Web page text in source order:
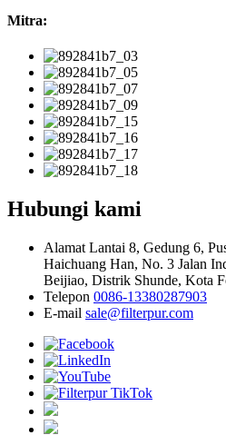
Mitra:
Hubungi kami
Alamat Lantai 8, Gedung 6,
Haichuang Han, No. 3 Jalan
Beijiao, Distrik Shunde, Kota
Telepon 0086-13380287903
E-mail sale@filterpur.com